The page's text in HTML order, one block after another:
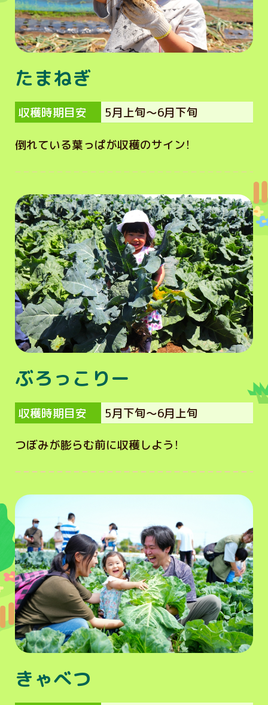
たまねぎ
収穫時期目安 5月上旬～6月下旬
倒れている葉っぱが収穫のサイン！
ぶろっこりー
収穫時期目安 5月下旬～6月上旬
つぼみが膨らむ前に収穫しよう！
きゃべつ